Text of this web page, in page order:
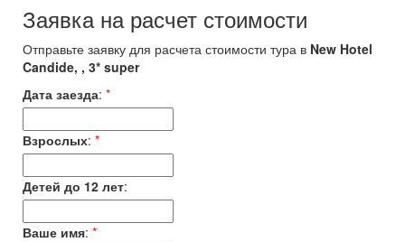
Заявка на расчет стоимости
Отправьте заявку для расчета стоимости тура в New Hotel
Candide, , 3* super
Дата заезда: *
Взрослых: *
Детей до 12 лет:
Ваше имя: *